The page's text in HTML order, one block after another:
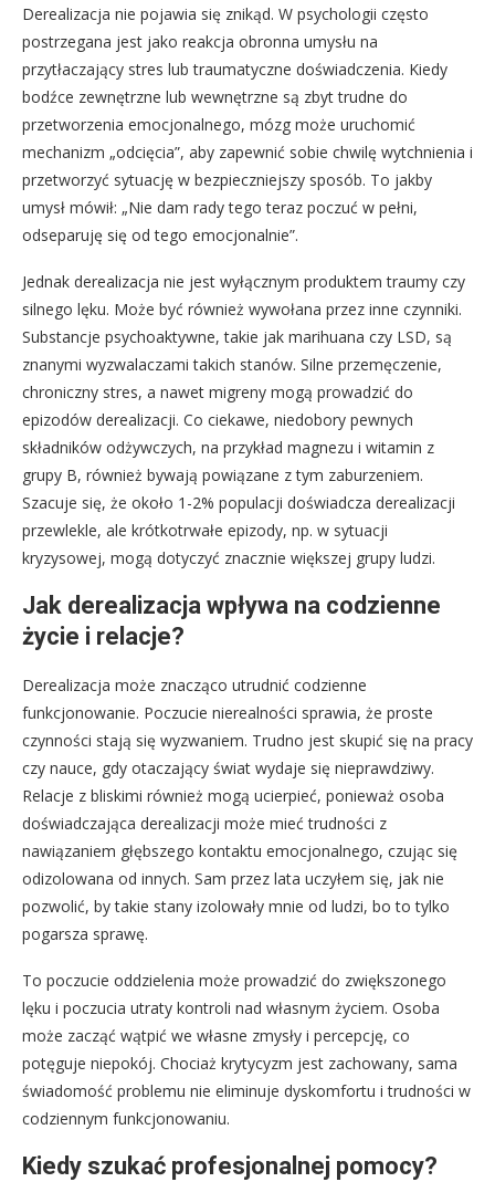
Derealizacja nie pojawia się znikąd. W psychologii często
postrzegana jest jako reakcja obronna umysłu na
przytłaczający stres lub traumatyczne doświadczenia. Kiedy
bodźce zewnętrzne lub wewnętrzne są zbyt trudne do
przetworzenia emocjonalnego, mózg może uruchomić
mechanizm „odcięcia”, aby zapewnić sobie chwilę wytchnienia i
przetworzyć sytuację w bezpieczniejszy sposób. To jakby
umysł mówił: „Nie dam rady tego teraz poczuć w pełni,
odseparuję się od tego emocjonalnie”.
Jednak derealizacja nie jest wyłącznym produktem traumy czy
silnego lęku. Może być również wywołana przez inne czynniki.
Substancje psychoaktywne, takie jak marihuana czy LSD, są
znanymi wyzwalaczami takich stanów. Silne przemęczenie,
chroniczny stres, a nawet migreny mogą prowadzić do
epizodów derealizacji. Co ciekawe, niedobory pewnych
składników odżywczych, na przykład magnezu i witamin z
grupy B, również bywają powiązane z tym zaburzeniem.
Szacuje się, że około 1-2% populacji doświadcza derealizacji
przewlekle, ale krótkotrwałe epizody, np. w sytuacji
kryzysowej, mogą dotyczyć znacznie większej grupy ludzi.
Jak derealizacja wpływa na codzienne
życie i relacje?
Derealizacja może znacząco utrudnić codzienne
funkcjonowanie. Poczucie nierealności sprawia, że proste
czynności stają się wyzwaniem. Trudno jest skupić się na pracy
czy nauce, gdy otaczający świat wydaje się nieprawdziwy.
Relacje z bliskimi również mogą ucierpieć, ponieważ osoba
doświadczająca derealizacji może mieć trudności z
nawiązaniem głębszego kontaktu emocjonalnego, czując się
odizolowana od innych. Sam przez lata uczyłem się, jak nie
pozwolić, by takie stany izolowały mnie od ludzi, bo to tylko
pogarsza sprawę.
To poczucie oddzielenia może prowadzić do zwiększonego
lęku i poczucia utraty kontroli nad własnym życiem. Osoba
może zacząć wątpić we własne zmysły i percepcję, co
potęguje niepokój. Chociaż krytycyzm jest zachowany, sama
świadomość problemu nie eliminuje dyskomfortu i trudności w
codziennym funkcjonowaniu.
Kiedy szukać profesjonalnej pomocy?